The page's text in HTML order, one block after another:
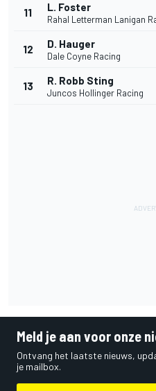
11 L. Foster
Rahal Letterman Lanigan
12 D. Hauger
Dale Coyne Racing
13 R. Robb Sting
Juncos Hollinger Racing
Meld je aan voor onze
Ontvang het laatste nieuws,
je mailbox.